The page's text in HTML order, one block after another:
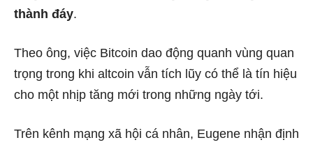
thành đáy.
Theo ông, việc Bitcoin dao động quanh vùng quan
trọng trong khi altcoin vẫn tích lũy có thể là tín hiệu
cho một nhịp tăng mới trong những ngày tới.
Trên kênh mạng xã hội cá nhân, Eugene nhận định